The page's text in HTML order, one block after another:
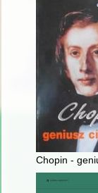
Chopin -